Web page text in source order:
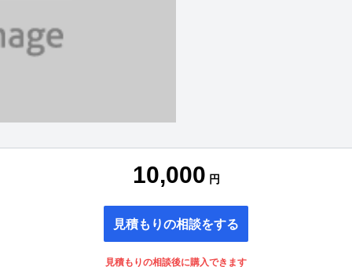
10,000 円
見積もりの相談をする
見積もりの相談後に購入できます